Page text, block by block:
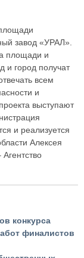
завод «УРАЛ».
площади и
и город получат
всем
и
выступают
и реализуется
Алексея
конкурса
финалистов